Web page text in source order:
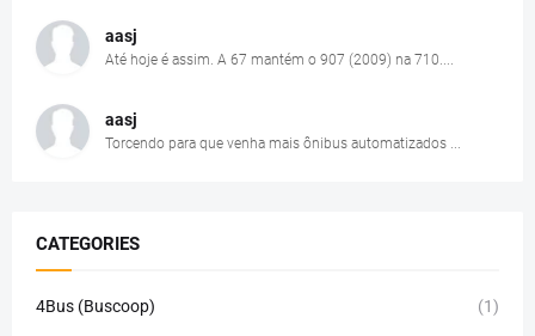
aasj
Até hoje é assim. A 67 mantém o 907 (2009) na 710....
aasj
Torcendo para que venha mais ônibus automatizados ...
CATEGORIES
4Bus (Buscoop) (1)